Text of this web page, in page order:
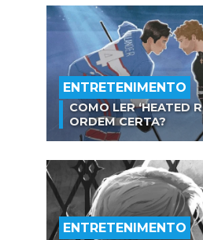
ENTRETENIMENTO
COMO LER ‘HEATED
ORDEM CERTA?
ENTRETENIMENTO